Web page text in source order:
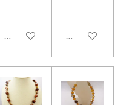
In winkelwagen In